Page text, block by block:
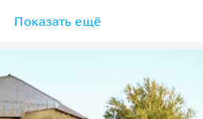
Экскурсия по фортам
Школьник, Студент,
*+ 1 час к экскурсии
Показать ещё